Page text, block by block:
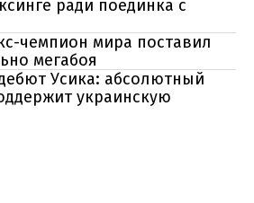
ради поединка с
чемпион мира поставил
мегабоя
Усика: абсолютный
украинскую